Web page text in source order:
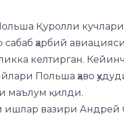
Қуролли кучлари
сабаб ҳарбий
келтирган.
Польша ҳаво
маълум қилди.
ишлар вазири Андрей